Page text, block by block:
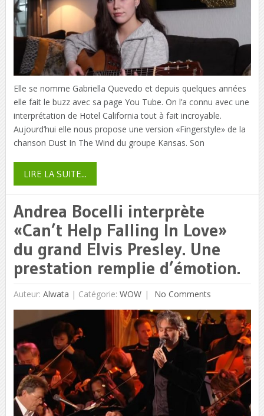
Elle se nomme Gabriella Quevedo et depuis quelques années
elle fait le buzz avec sa page You Tube. On l’a connu avec une
interprétation de Hotel California tout à fait incroyable.
Aujourd’hui elle nous propose une version «Fingerstyle» de la
chanson Dust In The Wind du groupe Kansas. Son
LIRE LA SUITE...
Andrea Bocelli interprète
«Can’t Help Falling In Love»
du grand Elvis Presley. Une
prestation remplie d’émotion.
Auteur: Alwata | Catégorie: WOW No Comments